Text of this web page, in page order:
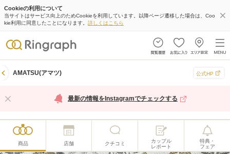
Cookieの利用について
当サイトはサービス向上のためCookieを利用しています。以降ページ遷移した場合は、Coo
kie利用に同意したことになります。 詳しくはこちら
AMATSU(アマツ) 公式HP
最新の情報をInstagramでチェックする
商品 店舗 クチコミ
カップル
レポート
特典・
フェア